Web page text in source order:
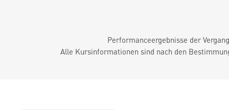
Performanceergebnisse der
Alle Kursinformationen sind nach den